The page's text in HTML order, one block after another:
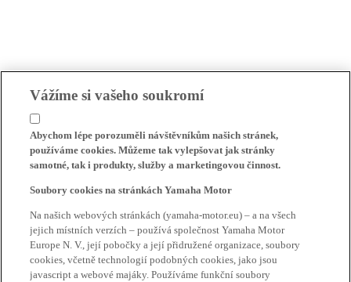
Vážíme si vašeho soukromí
Abychom lépe porozuměli návštěvníkům našich stránek,
používáme cookies. Můžeme tak vylepšovat jak stránky
samotné, tak i produkty, služby a marketingovou činnost.
Soubory cookies na stránkách Yamaha Motor
Na našich webových stránkách (yamaha-motor.eu) – a na všech
jejich místních verzích – používá společnost Yamaha Motor
Europe N. V., její pobočky a její přidružené organizace, soubory
cookies, včetně technologií podobných cookies, jako jsou
javascript a webové majáky. Používáme funkční soubory